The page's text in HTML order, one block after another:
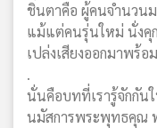
ชินตาคือ ผู้คนจำนวนม
แม้แต่คนรุ่นใหม่ นั่งคุ
เปล่งเสียงออกมาพร้
.
นั่นคือบทที่เรารู้จักกั
นมัสการพระพุทธคุณ